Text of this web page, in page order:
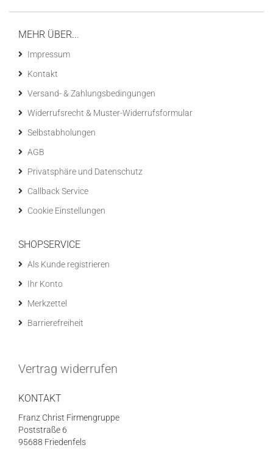
MEHR ÜBER...
Impressum
Kontakt
Versand- & Zahlungsbedingungen
Widerrufsrecht & Muster-Widerrufsformular
Selbstabholungen
AGB
Privatsphäre und Datenschutz
Callback Service
Cookie Einstellungen
SHOPSERVICE
Als Kunde registrieren
Ihr Konto
Merkzettel
Barrierefreiheit
Vertrag widerrufen
KONTAKT
Franz Christ Firmengruppe
Poststraße 6
95688 Friedenfels